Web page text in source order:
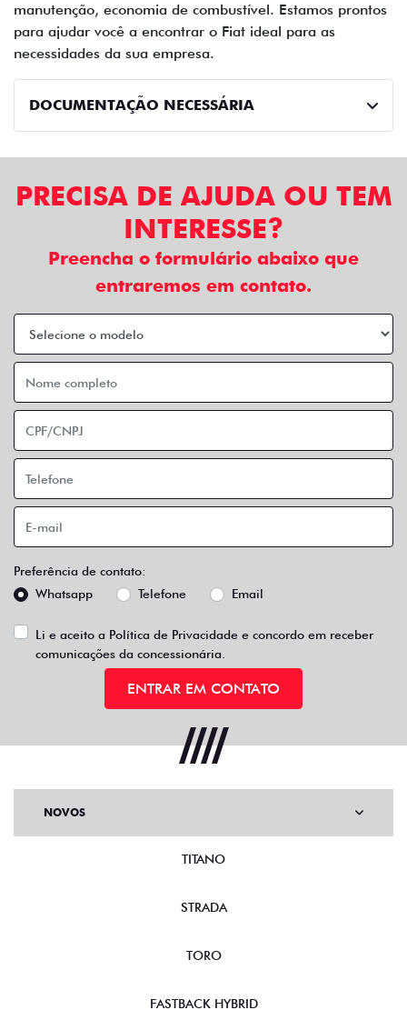
manutenção, economia de combustível. Estamos prontos
para ajudar você a encontrar o Fiat ideal para as
necessidades da sua empresa.
DOCUMENTAÇÃO NECESSÁRIA
PRECISA DE AJUDA OU TEM
INTERESSE?
Preencha o formulário abaixo que
entraremos em contato.
Preferência de contato:
Whatsapp
Telefone Email
Li e aceito a Política de Privacidade e concordo em receber
comunicações da concessionária.
ENTRAR EM CONTATO
NOVOS
TITANO
STRADA
TORO
FASTBACK HYBRID